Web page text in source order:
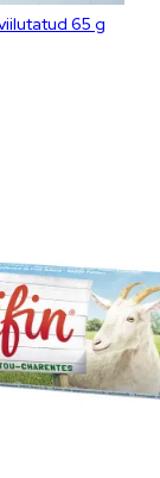
65 g